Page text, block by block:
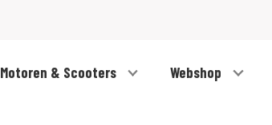
Motoren & Scooters Webshop